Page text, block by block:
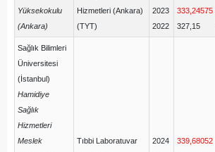
Yüksekokulu
(Ankara)
Hizmetleri (Ankara)
(TYT)
2023
2022
333,24575
327,15
Sağlık Bilimleri
Üniversitesi
(İstanbul)
Hamidiye
Sağlık
Hizmetleri
Meslek
Tıbbi Laboratuvar
2024
339,68052